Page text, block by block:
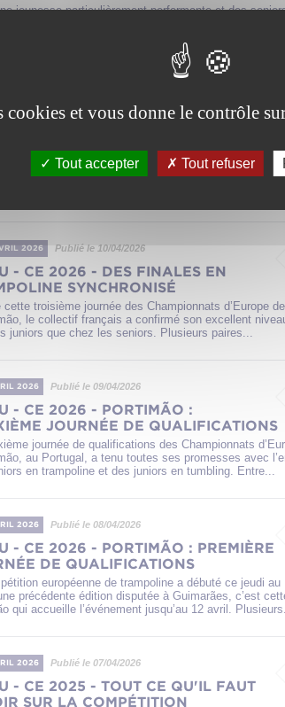
jeunesse particulièrement performante et des
- CE 2026 - FINALES PAR ÉQUIPES
demi-finales disputées en individuel en
cinq d’entre eux — répartis entre catégories juniors
2026 Publié le 10/04/2026
- CE 2026 - DES FINALES EN
SYNCHRONISÉ
cette troisième journée des Championnats d’Europe
le collectif français a confirmé son excellent
juniors que chez les seniors. Plusieurs paires...
2026 Publié le 09/04/2026
- CE 2026 - PORTIMÃO :
JOURNÉE DE QUALIFICATIONS
journée de qualifications des Championnats
au Portugal, a tenu toutes ses promesses avec
en trampoline et des juniors en tumbling. Entre...
2026 Publié le 08/04/2026
- CE 2026 - PORTIMÃO : PREMIÈRE
DE QUALIFICATIONS
européenne de trampoline a débuté ce jeudi au
précédente édition disputée à Guimarães, c’est
qui accueille l’événement jusqu’au 12 avril.
2026 Publié le 07/04/2026
- CE 2025 - TOUT CE QU'IL FAUT
SUR LA COMPÉTITION
cookies et vous donne le contrôle
Tout accepter Tout refuser